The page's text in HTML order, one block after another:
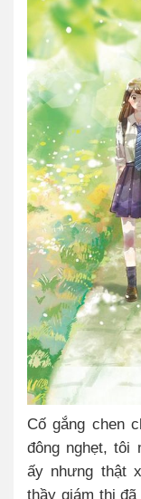
Cố gắng chen
đông nghẹt, tôi
ấy nhưng thật
thầy giám thị đã